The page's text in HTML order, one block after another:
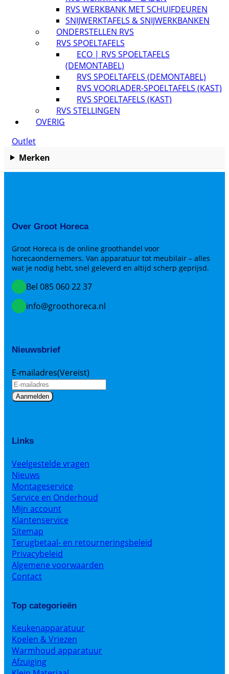
RVS WERKBANK MET SCHUIFDEUREN
SNIJWERKTAFELS & SNIJWERKBANKEN
ONDERSTELLEN RVS
RVS SPOELTAFELS
ECO | RVS SPOELTAFELS
(DEMONTABEL)
RVS SPOELTAFELS (DEMONTABEL)
RVS VOORLADER-SPOELTAFELS (KAST)
RVS SPOELTAFELS (KAST)
RVS STELLINGEN
OVERIG
Outlet
Merken
Over Groot Horeca
Groot Horeca is de online groothandel voor
horecaondernemers. Van apparatuur tot meubilair – alles
wat je nodig hebt, snel geleverd en altijd scherp geprijsd.
Bel 085 060 22 37
info@groothoreca.nl
Nieuwsbrief
E-mailadres(Vereist)
Links
Veelgestelde vragen
Nieuws
Montageservice
Service en Onderhoud
Mijn account
Klantenservice
Sitemap
Terugbetaal- en retourneringsbeleid
Privacybeleid
Algemene voorwaarden
Contact
Top categorieën
Keukenapparatuur
Koelen & Vriezen
Warmhoud apparatuur
Afzuiging